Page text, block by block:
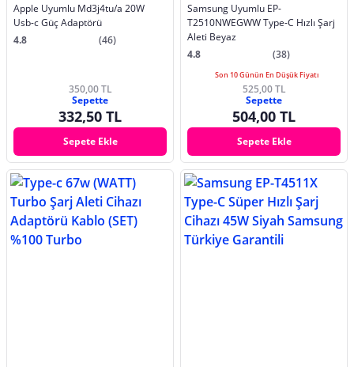
Apple Uyumlu Md3j4tu/a 20W
Usb-c Güç Adaptörü
4.8
(46)
350,00 TL
Sepette
332,50 TL
Sepete Ekle
Samsung Uyumlu EP-
T2510NWEGWW Type-C Hızlı Şarj
Aleti Beyaz
4.8
(38)
Son 10 Günün En Düşük Fiyatı
525,00 TL
Sepette
504,00 TL
Sepete Ekle